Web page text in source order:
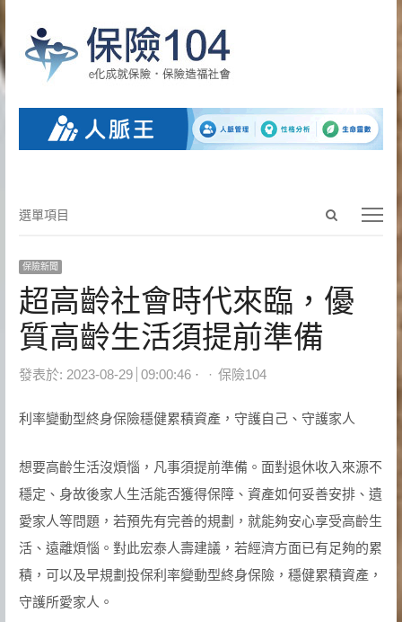
Open
search
選
項
目
選單項目
保險新聞
超高齡社會時代來臨，優
質高齡生活須提前準備
發表於: 2023-08-29 09:00:46 Author
保險104
利率變動型終身保險穩健累積資產，守護自己、守護家人
想要高齡生活沒煩惱，凡事須提前準備。面對退休收入來源不
穩定、身故後家人生活能否獲得保障、資產如何妥善安排、遺
愛家人等問題，若預先有完善的規劃，就能夠安心享受高齡生
活、遠離煩惱。對此宏泰人壽建議，若經濟方面已有足夠的累
積，可以及早規劃投保利率變動型終身保險，穩健累積資產，
守護所愛家人。